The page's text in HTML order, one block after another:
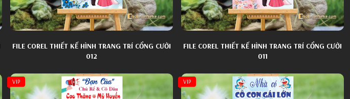
FILE COREL THIẾT KẾ HÌNH TRANG TRÍ CỔNG CƯỚI
012
FILE COREL THIẾT KẾ HÌNH TRANG TRÍ CỔNG CƯỚI
011
VIP VIP